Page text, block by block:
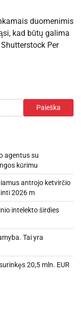
duomenimis
kad būtų galima
Per
Paieška
agentus su
kūrimu
antrojo ketvirčio
2026 m
intelekto širdies
Tai yra
20,5 mln. EUR